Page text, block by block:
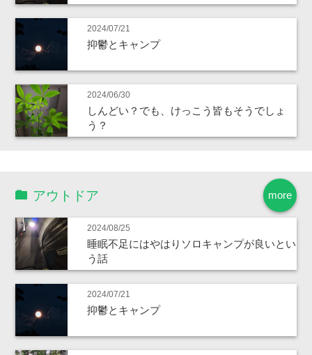
2024/07/21
抑鬱とキャンプ
2024/06/30
しんどい？でも、けっこう皆もそうでしょ
う？
more
アウトドア
2024/08/25
睡眠不足にはやはりソロキャンプが良いとい
う話
2024/07/21
抑鬱とキャンプ